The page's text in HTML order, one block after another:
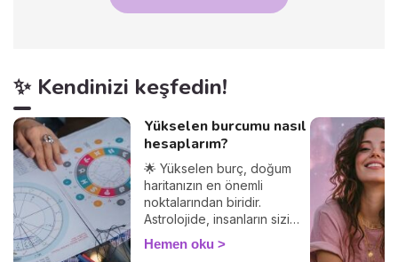
✨ Kendinizi keşfedin!
Yükselen burcumu nasıl
hesaplarım?
🌟 Yükselen burç, doğum
haritanızın en önemli
noktalarından biridir.
Astrolojide, insanların sizi
nasıl gördüğünü ve
diğerleriyle olan
Hemen oku